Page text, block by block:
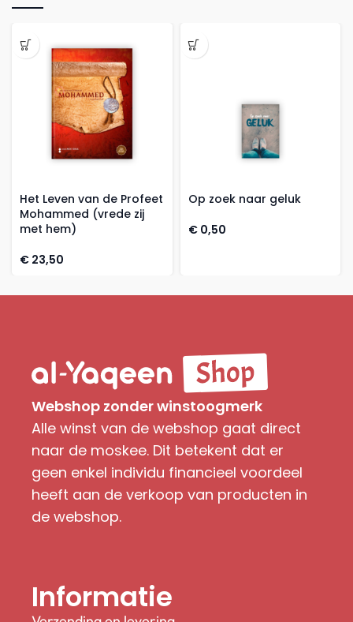
Het Leven van de Profeet
Mohammed (vrede zij
met hem)
€ 23,50
Op zoek naar geluk
€0,50
Webshop zonder winstoogmerk
Alle winst van de webshop gaat direct
naar de moskee. Dit betekent dat er
geen enkel individu financieel voordeel
heeft aan de verkoop van producten in
de webshop.
Informatie